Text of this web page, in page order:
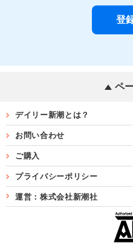
ペ
デイリー新潮とは？
お問い合わせ
ご購入
プライバシーポリシー
運営：株式会社新潮社